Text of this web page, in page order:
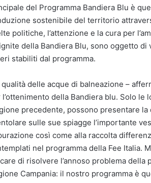
del Programma Bandiera Blu è
sostenibile del territorio
politiche, l’attenzione e la cura per
della Bandiera Blu, sono oggetto
stabiliti dal programma.
qualità delle acque di balneazione –
l’ottenimento della Bandiera blu. Solo
precedente, possono presentare
sulle sue spiagge l’importante
così come alla raccolta
nel programma della Fee Italia.
di risolvere l’annoso problema della
Campania: il nostro programma è